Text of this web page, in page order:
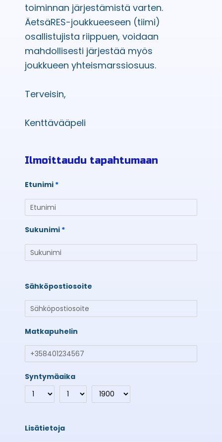
toiminnan järjestämistä varten.
ÄetsäRES-joukkueeseen (tiimi)
osallistujista riippuen, voidaan
mahdollisesti järjestää myös
joukkueen yhteismarssiosuus.
Terveisin,
Kenttävääpeli
Ilmoittaudu tapahtumaan
Etunimi
Sukunimi
Sähköpostiosoite
Matkapuhelin
Syntymäaika
Lisätietoja